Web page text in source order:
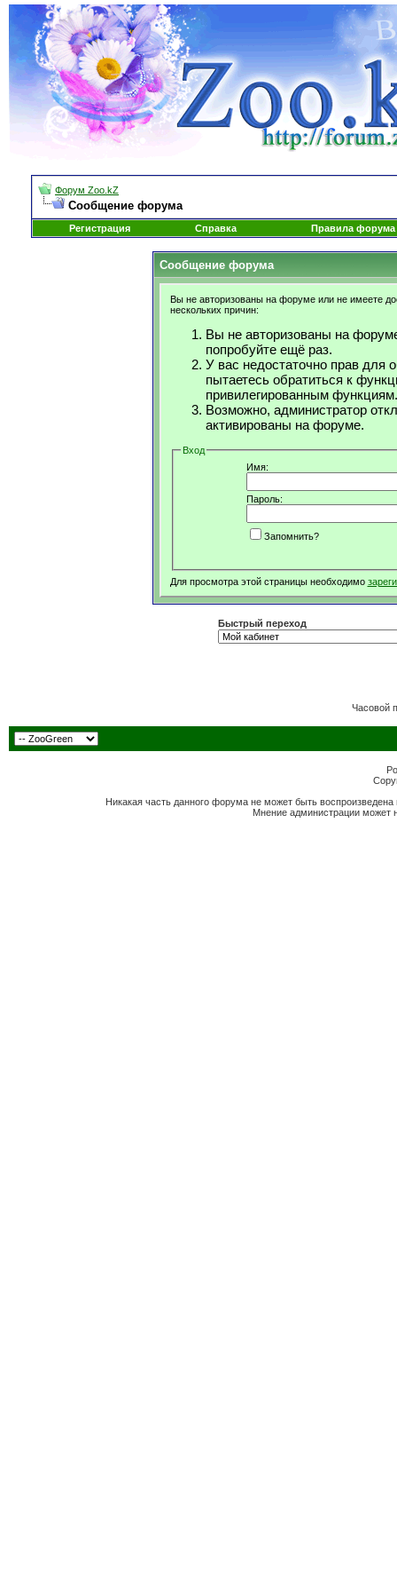
Форум Zoo.kZ
Сообщение форума
Регистрация Справка Правила форума
Сообщение форума
Вы не авторизованы на форуме или не имеете
нескольких причин:
Вы не авторизованы на
попробуйте ещё раз.
У вас недостаточно прав для
пытаетесь обратиться к
привилегированным функциям.
Возможно, администратор
активированы на форуме.
Вход
Имя:
Пароль:
Запомнить?
Для просмотра этой страницы необходимо
Быстрый переход
Часовой
Никакая часть данного форума не может быть
Мнение администрации может